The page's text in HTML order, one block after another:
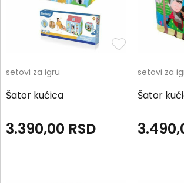
setovi za igru
Šator kućica
3.390,00 RSD
setovi za
Šator